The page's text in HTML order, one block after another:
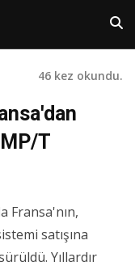
46 kez okundu.
T
Fransa'nın,
satışına
Yıllardır